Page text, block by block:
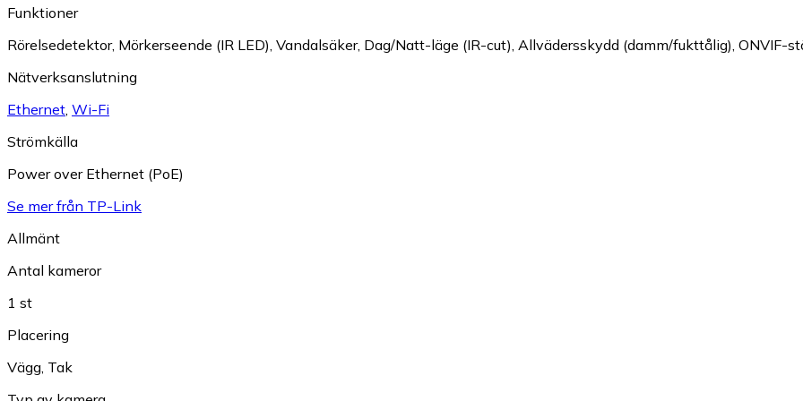
Funktioner
Rörelsedetektor, Mörkerseende (IR LED), Vandalsäker, Dag/Natt-läge (IR-cut), Allvädersskydd (damm/fukttålig), ONVIF-
Nätverksanslutning
Ethernet, Wi-Fi
Strömkälla
Power over Ethernet (PoE)
Se mer från TP-Link
Allmänt
Antal kameror
1 st
Placering
Vägg, Tak